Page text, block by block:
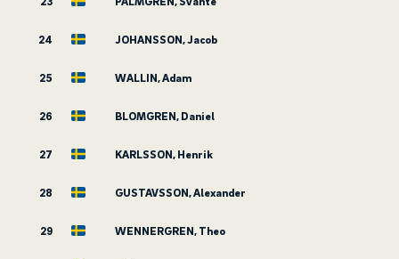
24 JOHANSSON, Jacob
25 WALLIN, Adam
26 BLOMGREN, Daniel
27 KARLSSON, Henrik
28 GUSTAVSSON, Alexander
29 WENNERGREN, Theo